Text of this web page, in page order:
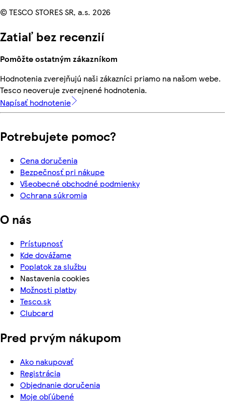
© TESCO STORES SR, a.s. 2026
Zatiaľ bez recenzií
Pomôžte ostatným zákazníkom
Hodnotenia zverejňujú naši zákazníci priamo na našom webe.
Tesco neoveruje zverejnené hodnotenia.
Napísať hodnotenie
Potrebujete pomoc?
Cena doručenia
Bezpečnosť pri nákupe
Všeobecné obchodné podmienky
Ochrana súkromia
O nás
Prístupnosť
Kde dovážame
Poplatok za službu
Nastavenia cookies
Možnosti platby
Tesco.sk
Clubcard
Pred prvým nákupom
Ako nakupovať
Registrácia
Objednanie doručenia
Moje obľúbené